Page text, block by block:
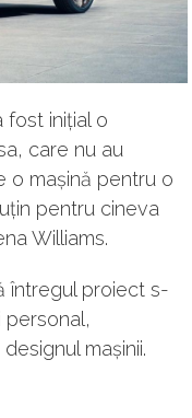
fost inițial o
care nu au
o mașină pentru o
pentru cineva
Williams.
întregul proiect s-
personal,
mașinii.